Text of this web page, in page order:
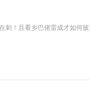
！且看乡巴佬雷成才如何